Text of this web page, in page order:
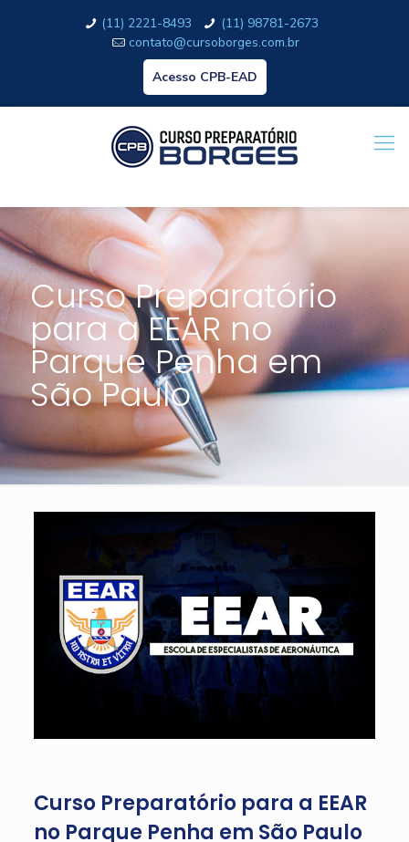
(11) 2221-8493
(11) 98781-2673
contato@cursoborges.com.br
Acesso CPB-EAD
Curso Preparatório
para a EEAR no
Parque Penha em
São Paulo
Curso Preparatório para a EEAR
no Parque Penha em São Paulo